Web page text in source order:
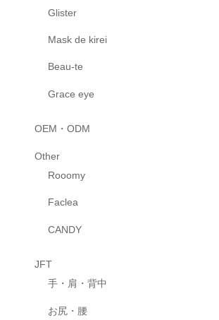
Glister
Mask de kirei
Beau-te
Grace eye
OEM・ODM
Other
Rooomy
Faclea
CANDY
JFT
手・肩・背中
お尻・腰